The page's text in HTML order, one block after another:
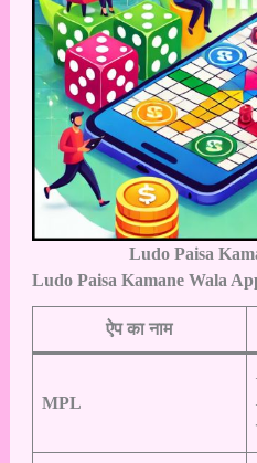
Ludo Paisa
Ludo Paisa Kamane Wala
ऐप का नाम
MPL